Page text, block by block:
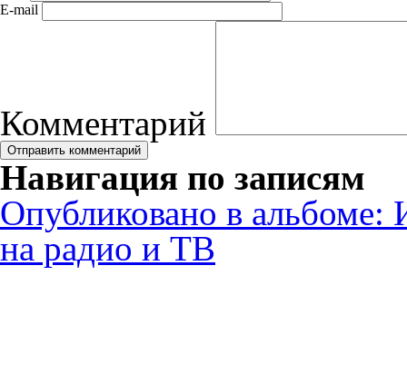
E-mail
Комментарий
Навигация по записям
Опубликовано в альбоме:
на радио и ТВ